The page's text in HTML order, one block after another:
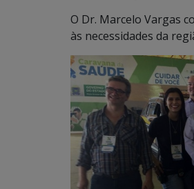
O Dr. Marcelo Vargas
às necessidades da